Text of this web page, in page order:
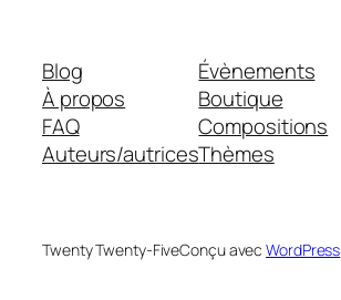
Blog
À propos
FAQ
Auteurs/autrices
Évènements
Boutique
Compositions
Thèmes
Twenty Twenty-FiveConçu avecWordPress